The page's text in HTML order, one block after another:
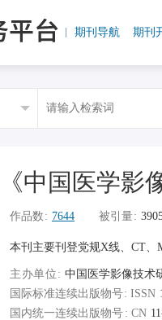
期刊导航 期刊
《中国医学影
作品数 7644 被引量
本刊主要刊登党规X线、CT
主办单位
中国医学影像技术
国际标准连续出版物号
国内统一连续出版物号